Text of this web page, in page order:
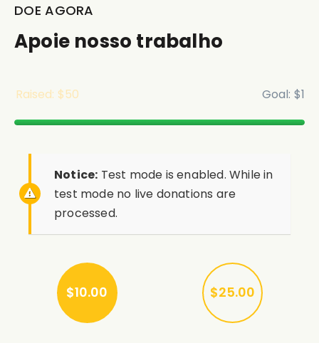
DOE AGORA
Apoie nosso trabalho
$50 $1
Notice: Test mode is enabled. While in
test mode no live donations are
processed.
$10.00 $25.00